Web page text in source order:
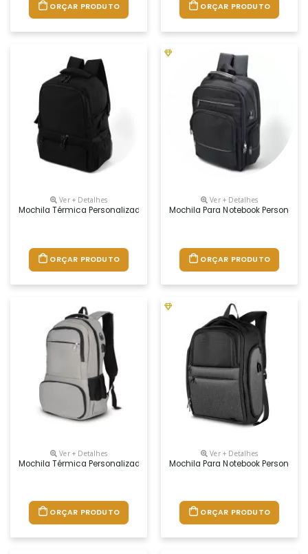
ORÇAR PRODUTO ORÇAR PRODUTO
Ver + Detalhes
Mochila Térmica Personalizada
ORÇAR PRODUTO
Ver + Detalhes
Mochila Para Notebook
ORÇAR PRODUTO
Ver + Detalhes
Mochila Térmica Personalizada
ORÇAR PRODUTO
Ver + Detalhes
Mochila Para Notebook
ORÇAR PRODUTO